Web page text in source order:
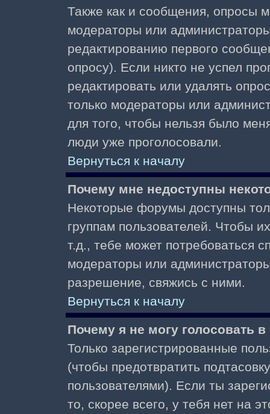
Также как и сообщения, опросы
модераторы или
редактированию первого
опросу). Если никто не успел
редактировать или удалять
только модераторы или
для того, чтобы нельзя было
люди уже проголосовали.
Вернуться к началу
Почему мне недоступны
Некоторые форумы доступны
группам пользователей. Чтобы
т.д., тебе может потребоваться
модераторы или
разрешение, свяжись с ними.
Вернуться к началу
Почему я не могу голосовать
Только зарегистрированные
(чтобы предотвратить
пользователями). Если ты
то, скорее всего, у тебя нет на